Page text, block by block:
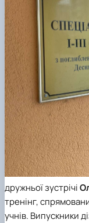
дружньої зустрічі
тренінг,
учнів. Випускники